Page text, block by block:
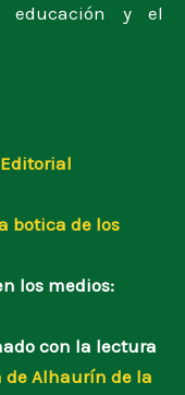
educación y el
Editorial
botica de los
los medios:
con la lectura
Alhaurín de la